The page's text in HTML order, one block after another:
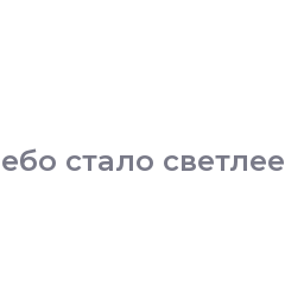
стало светлее